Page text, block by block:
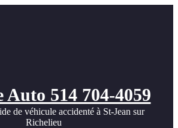
Auto 514 704-4059
de véhicule accidenté à St-Jean sur
Richelieu